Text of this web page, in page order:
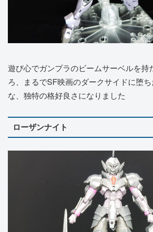
遊び心でガンプラのビームサーベルを持
ろ、まるでSF映画のダークサイドに堕
な、独特の格好良さになりました
ローザンナイト